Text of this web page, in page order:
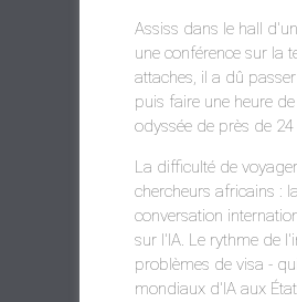
Assiss dans le hall
une conférence sur la
attaches, il a dû
puis faire une heure
odyssée de près de
La difficulté de
chercheurs africains :
conversation
sur l'IA. Le rythme de
problèmes de visa -
mondiaux d'IA aux